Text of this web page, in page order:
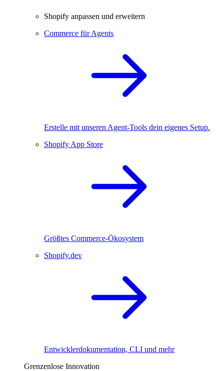
Shopify anpassen und erweitern
Commerce für Agents
Erstelle mit unseren Agent-Tools dein eigenes Setup.
Shopify App Store
Größtes Commerce-Ökosystem
Shopify.dev
Entwicklerdokumentation, CLI und mehr
Grenzenlose Innovation